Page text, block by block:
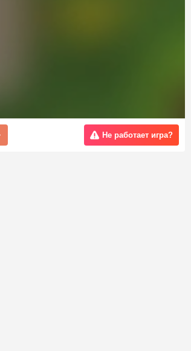
Не работает игра?